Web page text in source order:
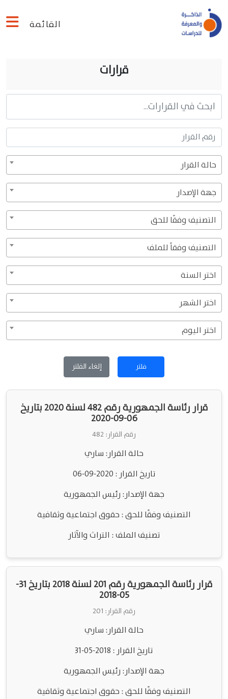
القائمة
قرارات
حالة القرار
جهة الإصدار
التصنيف وفقًا للحق
التصنيف وفقاً للملف
اختر السنة
اختر الشهر
اختر اليوم
فلتر إلغاء الفلتر
قرار رئاسة الجمهورية رقم 482 لسنة 2020 بتاريخ
06-09-2020
رقم القرار: 482
حالة القرار: ساري
تاريخ القرار : 2020-09-06
جهة الإصدار: رئيس الجمهورية
التصنيف وفقًا للحق : حقوق اجتماعية وثقافية
تصنيف الملف : التراث والآثار
قرار رئاسة الجمهورية رقم 201 لسنة 2018 بتاريخ 31-
05-2018
رقم القرار: 201
حالة القرار: ساري
تاريخ القرار : 2018-05-31
جهة الإصدار: رئيس الجمهورية
التصنيف وفقًا للحق : حقوق اجتماعية وثقافية